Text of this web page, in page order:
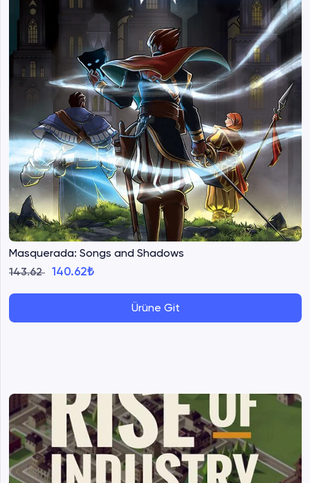
Masquerada: Songs and Shadows
143.62 140.62₺
Ürüne Git